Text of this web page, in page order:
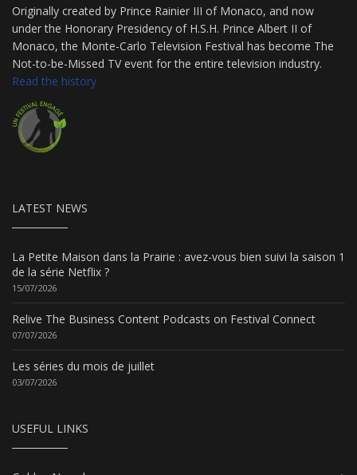
Originally created by Prince Rainier III of Monaco, and now
under the Honorary Presidency of H.S.H. Prince Albert II of
Monaco, the Monte-Carlo Television Festival has become The
Not-to-be-Missed TV event for the entire television industry.
Read the history
LATEST NEWS
La Petite Maison dans la Prairie : avez-vous bien suivi la saison 1
de la série Netflix ?
15/07/2026
Relive The Business Content Podcasts on Festival Connect
07/07/2026
Les séries du mois de juillet
03/07/2026
USEFUL LINKS